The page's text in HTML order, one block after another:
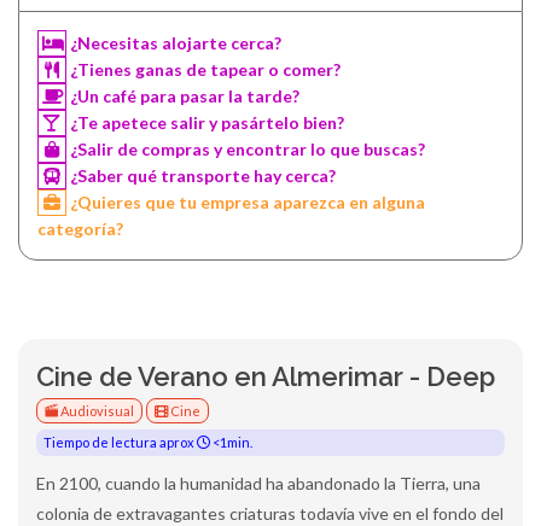
¿Necesitas alojarte cerca?
¿Tienes ganas de tapear o comer?
¿Un café para pasar la tarde?
¿Te apetece salir y pasártelo bien?
¿Salir de compras y encontrar lo que buscas?
¿Saber qué transporte hay cerca?
¿Quieres que tu empresa aparezca en alguna
categoría?
Cine de Verano en Almerimar - Deep
Audiovisual
Cine
Tiempo de lectura aprox
<1min.
En 2100, cuando la humanidad ha abandonado la Tierra, una
colonia de extravagantes criaturas todavía vive en el fondo del